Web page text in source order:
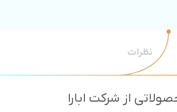
نظرات
از شرکت ابارا